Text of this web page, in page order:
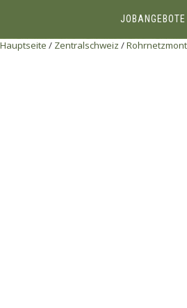
JOBANGEBOTE
Hauptseite / Zentralschweiz /